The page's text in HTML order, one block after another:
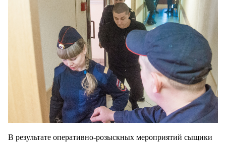
В результате оперативно-розыскных мероприятий сыщики